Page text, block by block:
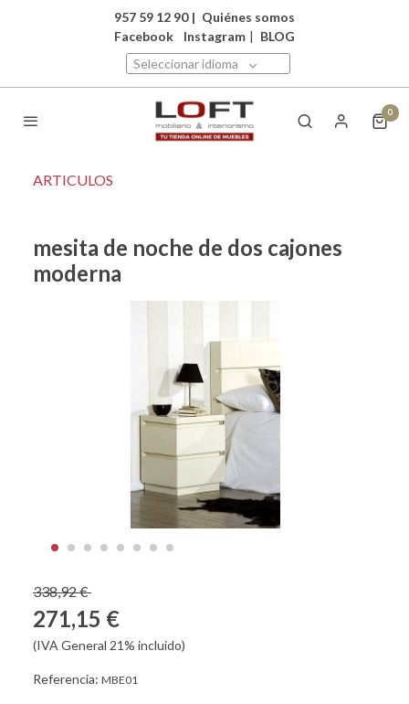
957 59 12 90 | Quiénes somos
Facebook
Instagram | BLOG
Seleccionar idioma
0
ARTICULOS
mesita de noche de dos cajones
moderna
338,92 €
271,15 €
(IVA General 21% incluido)
Referencia: MBE01